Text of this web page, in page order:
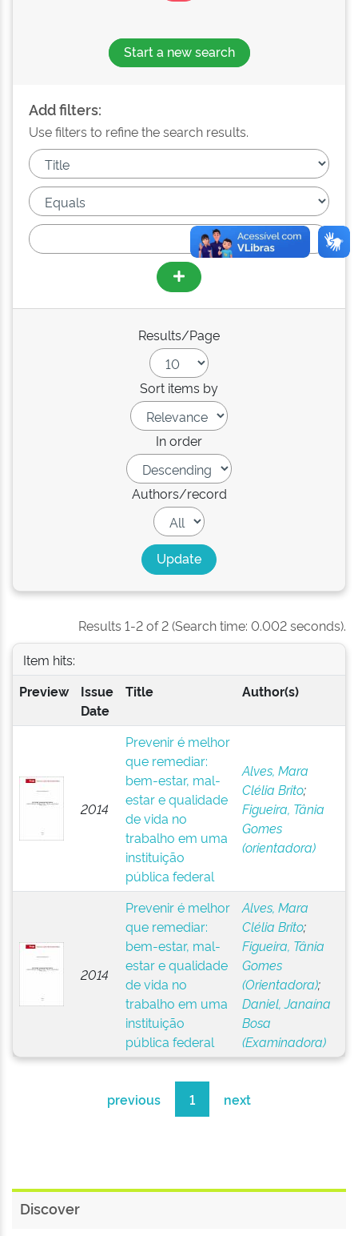
Start a new search
Add filters:
Use filters to refine the search results.
Results/Page
Sort items by
In order
Authors/record
Results 1-2 of 2 (Search time: 0.002 seconds).
Item hits:
Preview
Issue
Date
Title Author(s)
2014
Prevenir é melhor
que remediar:
bem-estar, mal-
estar e qualidade
de vida no
trabalho em uma
instituição
pública federal
Alves, Mara
Clélia Brito;
Figueira, Tânia
Gomes
(orientadora)
2014
Prevenir é melhor
que remediar:
bem-estar, mal-
estar e qualidade
de vida no
trabalho em uma
instituição
pública federal
Alves, Mara
Clélia Brito;
Figueira, Tânia
Gomes
(Orientadora);
Daniel, Janaína
Bosa
(Examinadora)
previous 1 next
Discover